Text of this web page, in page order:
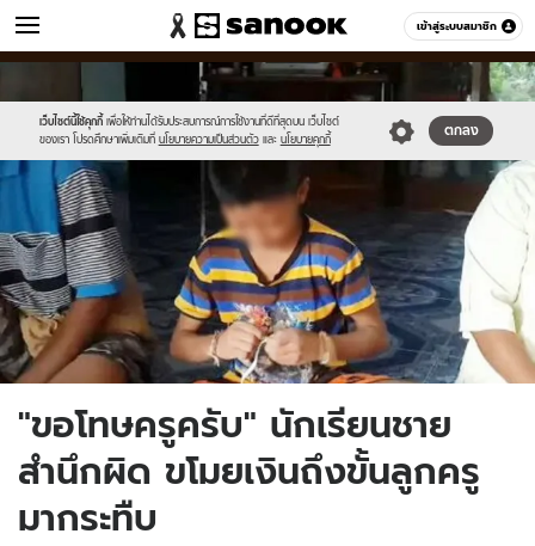
เข้าสู่ระบบสมาชิก
ข่าว หมวดอื่นๆ
เว็บไซต์นี้ใช้คุกกี้ เพื่อให้ท่านได้รับประสบการณ์การใช้งานที่ดีที่สุดบน เว็บไซต์
ของเรา โปรดศึกษาเพิ่มเติมที่ นโยบายความเป็นส่วนตัว และ นโยบายคุกกี้
ตกลง
//s.isanook.com/sr/0/images/logo-
new-
sanook.png
//s.isanook.com/ns/0/ud/1470/7351514/news12.jpg
"ขอโทษครูครับ" นักเรียนชาย
สำนึกผิด ขโมยเงินถึงขั้นลูกครู
มากระทืบ